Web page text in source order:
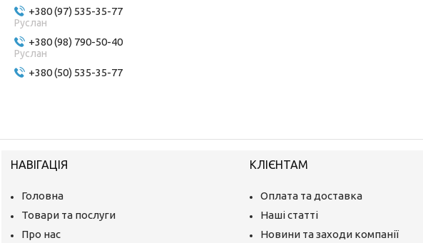
+380 (97) 535-35-77
Руслан
+380 (98) 790-50-40
Руслан
+380 (50) 535-35-77
НАВІГАЦІЯ
Головна
Товари та послуги
Про нас
КЛІЄНТАМ
Оплата та доставка
Наші статті
Новини та заходи компанії